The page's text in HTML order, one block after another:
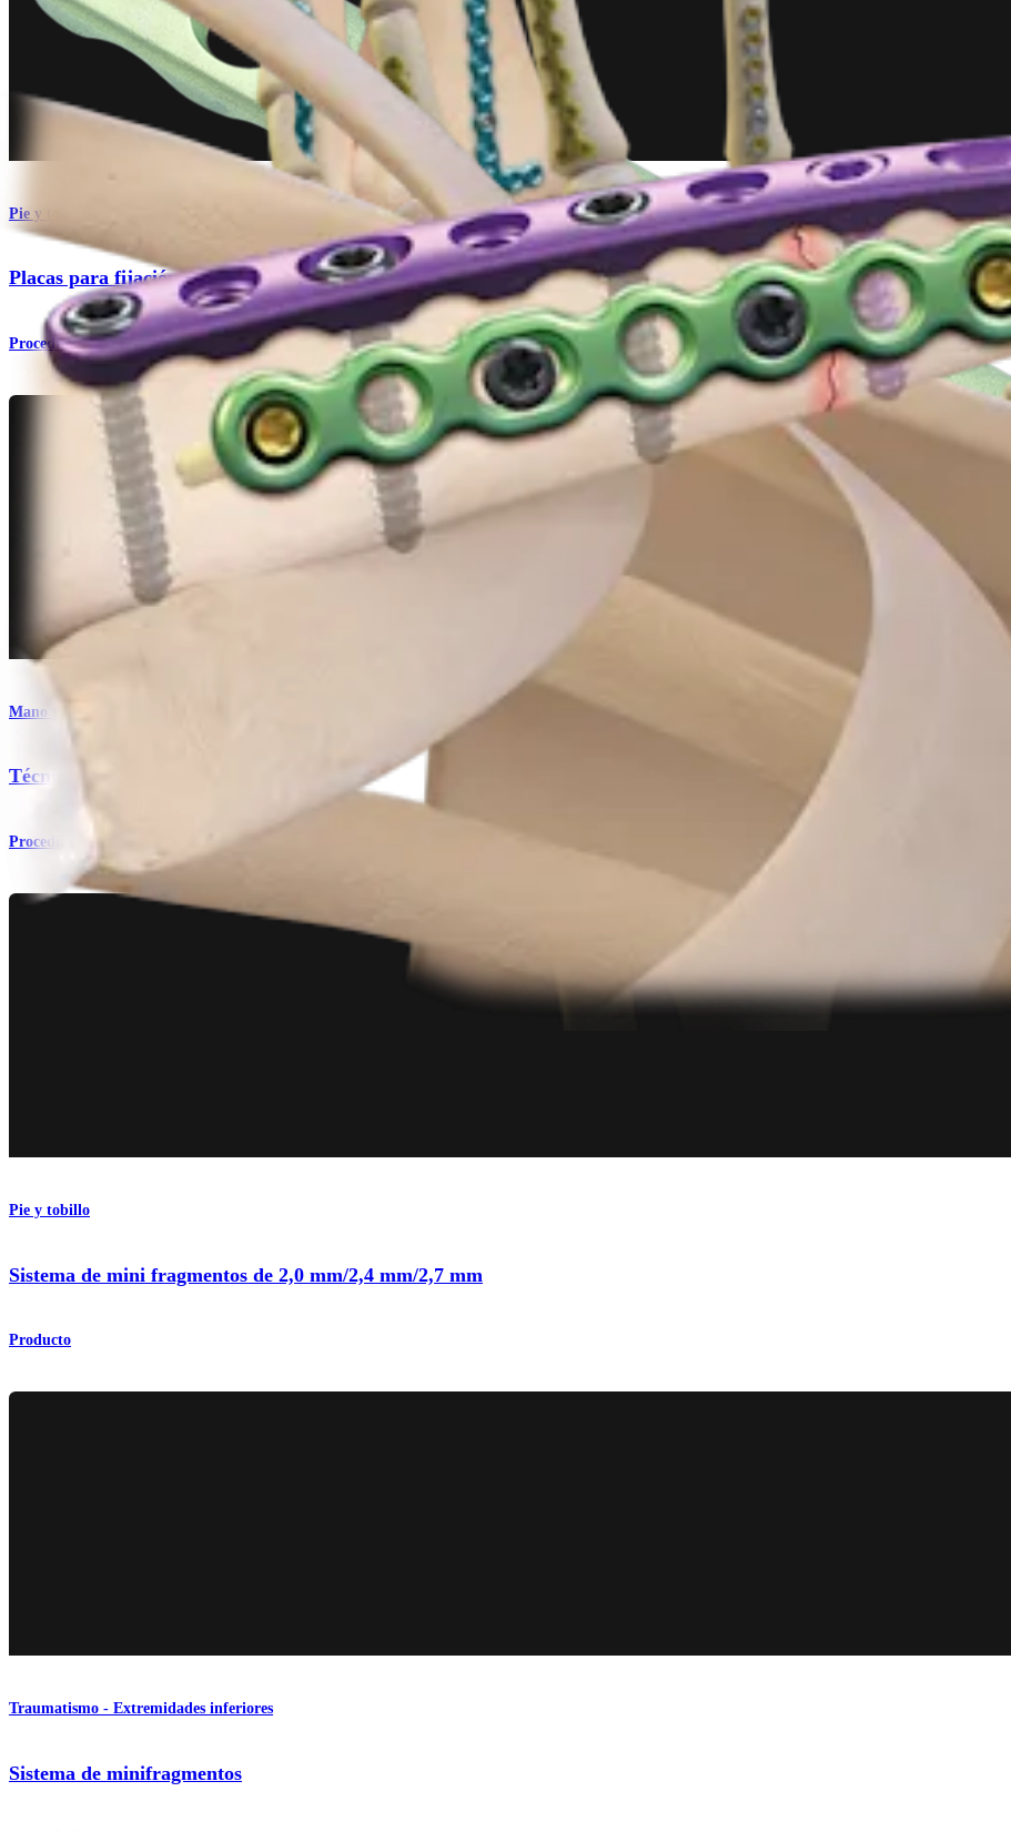
Pie y tobillo
Placas para fijación de mini-fragmentos
Procedimiento
Mano y muñeca
Técnica con mini placas para fragmento
Procedimiento
Pie y tobillo
Sistema de mini fragmentos de 2,0 mm/2,4 mm/2,7 mm
Producto
Traumatismo - Extremidades inferiores
Sistema de minifragmentos